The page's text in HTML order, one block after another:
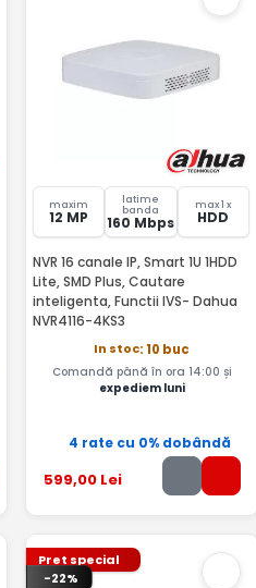
maxim
12 MP
latime
banda
160 Mbps
max 1 x
HDD
NVR 16 canale IP, Smart 1U 1HDD
Lite, SMD Plus, Cautare
inteligenta, Functii IVS- Dahua
NVR4116-4KS3
In stoc: 10 buc
Comandă până în ora 14:00 și
expediem luni
4 rate cu 0% dobândă
599,00Lei
Pret special
-22%